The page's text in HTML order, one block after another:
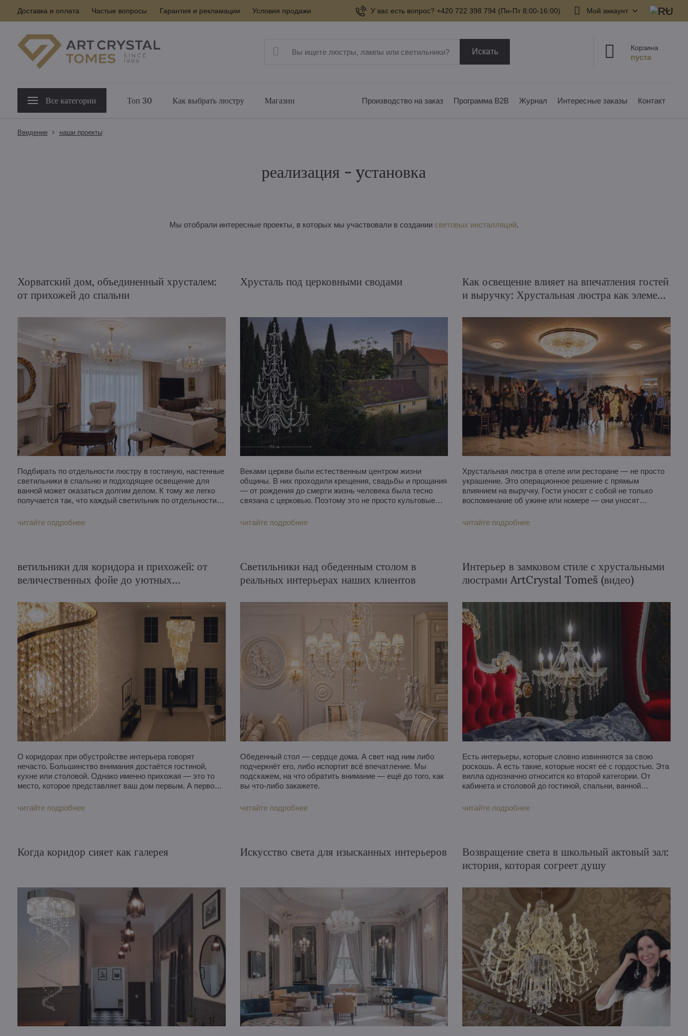
Доставка и оплата Частые вопросы Гарантия и рекламации Условия продажи У вас есть вопрос? +420 722 398 794​ (Пн-Пт 8:00-16:00) Мой аккаунт
Искать Корзина
Все категории Топ 30 Как выбрать люстру Магазин Производство на заказ Программа B2B Журнал Интересные заказы Контакт
Введение наши проекты
реализация - yстановка
Мы отобрали интересные проекты, в которых мы участвовали в создании световых инсталляций.
Хорватский дом, объединенный хрусталем:
от прихожей до спальни
Подбирать по отдельности люстру в гостиную, настенные
светильники в спальню и подходящее освещение для
ванной может оказаться долгим делом. К тому же легко
получается так, что каждый светильник по отдельности
гармоничное целое. Поэтому мы специализируемся на
комплексных решениях освещения: от проекта и
объединить весь интерьер – от прихожей до ванных
комнат – без единого стилевого разрыва. Именно это
демонстрирует один из наших недавних проектов –
сочетается с лёгким налётом гламура.
читайте подробнее
Хрусталь под церковными сводами
Веками церкви были естественным центром жизни
общины. В них проходили крещения, свадьбы и прощания
— от рождения до смерти жизнь человека была тесно
связана с церковью. Поэтому это не просто культовые
Куда отправятся наши люстры, обычно решает вкус
заказчиков. На этот раз, однако, их путь обрёл более
километрах друг от друга и у каждой своя история, их
объединяет стремление местных жителей сохранить
важную часть своего культурного наследия. А теперь —
читайте подробнее
Как освещение влияет на впечатления гостей
и выручку: Хрустальная люстра как элемент
Хрустальная люстра в отеле или ресторане — не просто
украшение. Это операционное решение с прямым
влиянием на выручку. Гости уносят с собой не только
воспоминание об ужине или номере — они уносят
свет: первое, что они неосознанно замечают в помещении,
и последнее, что сознательно запоминают.
читайте подробнее
ветильники для коридора и прихожей: от
величественных фойе до уютных
О коридорах при обустройстве интерьера говорят
нечасто. Большинство внимания достаётся гостиной,
кухне или столовой. Однако именно прихожая — это то
место, которое представляет ваш дом первым. А первое
это не просто проходные пространства. Это приветствие.
Переход между шумным внешним миром и покоем дома.
пространство и создать приятную атмосферу ещё до того,
читайте подробнее
Светильники над обеденным столом в
реальных интерьерах наших клиентов
Обеденный стол — сердце дома. А свет над ним либо
подчеркнёт его, либо испортит всё впечатление. Мы
подскажем, на что обратить внимание — ещё до того, как
вы что-либо закажете.
читайте подробнее
Интерьер в замковом стиле с хрустальными
люстрами ArtCrystal Tomeš (видео)
Есть интерьеры, которые словно извиняются за свою
роскошь. А есть такие, которые носят её с гордостью. Эта
вилла однозначно относится ко второй категории. От
кабинета и столовой до гостиной, спальни, ванной
хрусталь. Светильники ArtCrystal Tomeš в этом интерьере
— не просто декоративный элемент. Они являются
читайте подробнее
Когда коридор сияет как галерея Искусство света для изысканных интерьеров
Возвращение света в школьный актовый зал:
история, которая согреет душу